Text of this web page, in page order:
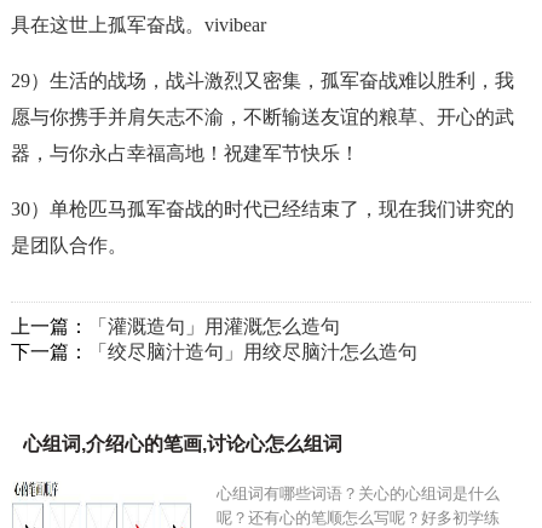
具在这世上孤军奋战。vivibear
29）生活的战场，战斗激烈又密集， 孤军奋战难以胜利，我
愿与你携手并肩矢志不渝，不断输送友谊的粮草、开心的武
器，与你永占幸福高地！祝建军节快乐！
30）单枪匹马孤军奋战的时代已经结束了，现在我们讲究的
是团队合作。
上一篇：
「灌溉造句」用灌溉怎么造句
下一篇：
「绞尽脑汁造句」用绞尽脑汁怎么造句
心组词,介绍心的笔画,讨论心怎么组词
心组词有哪些词语？关心的心组词是什么
呢？还有心的笔顺怎么写呢？好多初学练